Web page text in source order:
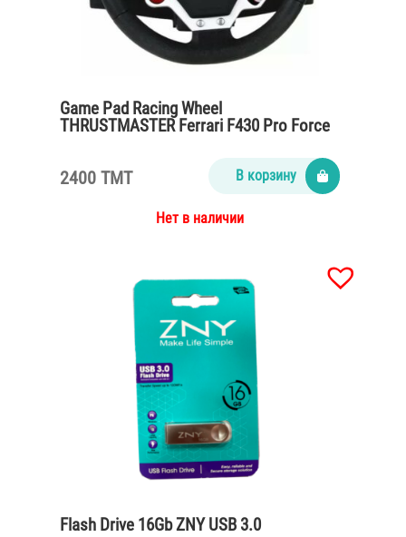
Game Pad Racing Wheel
THRUSTMASTER Ferrari F430 Pro Force
2400 TMT В корзину
Нет в наличии
Flash Drive 16Gb ZNY USB 3.0